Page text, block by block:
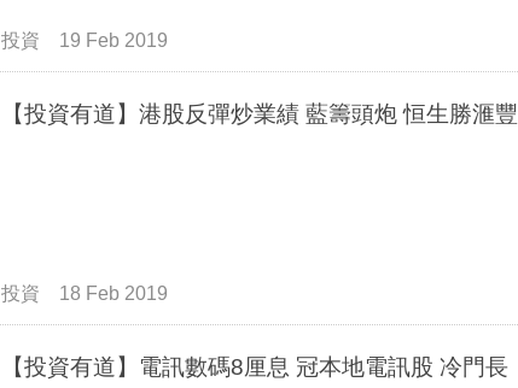
投資 19 Feb 2019
【投資有道】港股反彈炒業績 藍籌頭炮 恒生勝滙豐
投資 18 Feb 2019
【投資有道】電訊數碼8厘息 冠本地電訊股 冷門長